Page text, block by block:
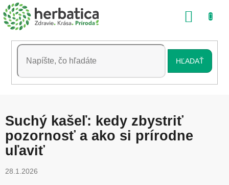
Prejsť
na
obsah
HĽADAŤ
Suchý kašeľ: kedy zbystriť
pozornosť a ako si prírodne
uľaviť
28.1.2026